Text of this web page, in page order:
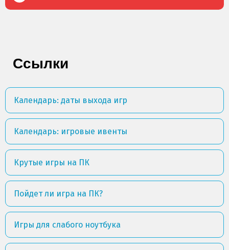
Ссылки
Календарь: даты выхода игр
Календарь: игровые ивенты
Крутые игры на ПК
Пойдет ли игра на ПК?
Игры для слабого ноутбука